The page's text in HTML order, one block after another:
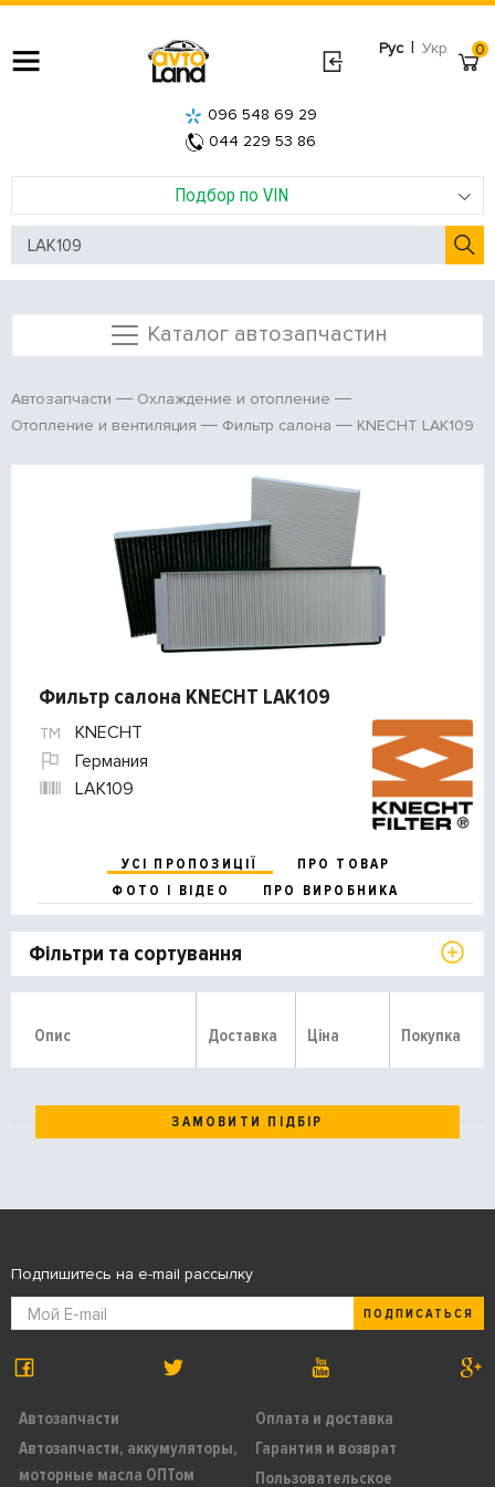
Рус | Укр
Подбор по VIN
096 548 69 29
044 229 53 86
0
Каталог автозапчастин
Автозапчасти
Охлаждение и отопление
Отопление и вентиляция
Фильтр салона KNECHT LAK109
Фильтр салона KNECHT LAK109
KNECHT
Германия
LAK109
УСІ ПРОПОЗИЦІЇ
ПРО ТОВАР
ФОТО І ВІДЕО
ПРО ВИРОБНИКА
Фільтри та сортування
Опис Доставка Ціна Покупка
ЗАМОВИТИ ПІДБІР
Автозапчасти
Автозапчасти, аккумуляторы,
моторные масла ОПТом
Оплата и доставка
Гарантия и возврат
Пользовательское
Подпишитесь на e-mail рассылку
ПОДПИСАТЬСЯ